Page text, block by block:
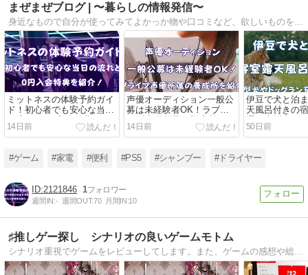
まぜまぜブログ | 〜暮らしの情報発信〜
ミットネスの体験予約ガイ
ド！初心者でも安心な当日
の流れと0円入会特典を紹
介！
14日前
声優オーディション一般公
募は未経験者OK！ラブラ
イブ声優所属の養成所を紹
介！
14日前
伊豆で犬と泊
天風呂付きの
選！大型犬
紹介
50日前
#ゲーム #家電 #便利 #PS5 #シャンプー #ドライヤー
2121846 1
週間IN:- 週間OUT:70 月間IN:10
♯推しゲー探し シナリオの良いゲームモトム
シナリオ重視でゲームをレビューしてします。また、ゲームの感想や総合的な情報など、乙女ゲームからPCゲーム、懐かしいゲームなど幅広く取り扱っていく予定です。よろしくお願いします。